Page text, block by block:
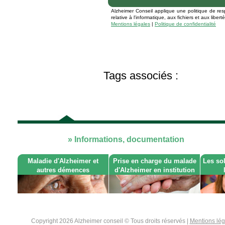
Alzheimer Conseil applique une politique de
relative à l'informatique, aux fichiers et aux
Mentions légales | Politique de confidentialité
Tags associés :
» Informations, documentation
Maladie d'Alzheimer et
autres démences
Prise en charge du malade
d'Alzheimer en institution
Les
Copyright 2026 Alzheimer conseil © Tous droits réservés | Mentions